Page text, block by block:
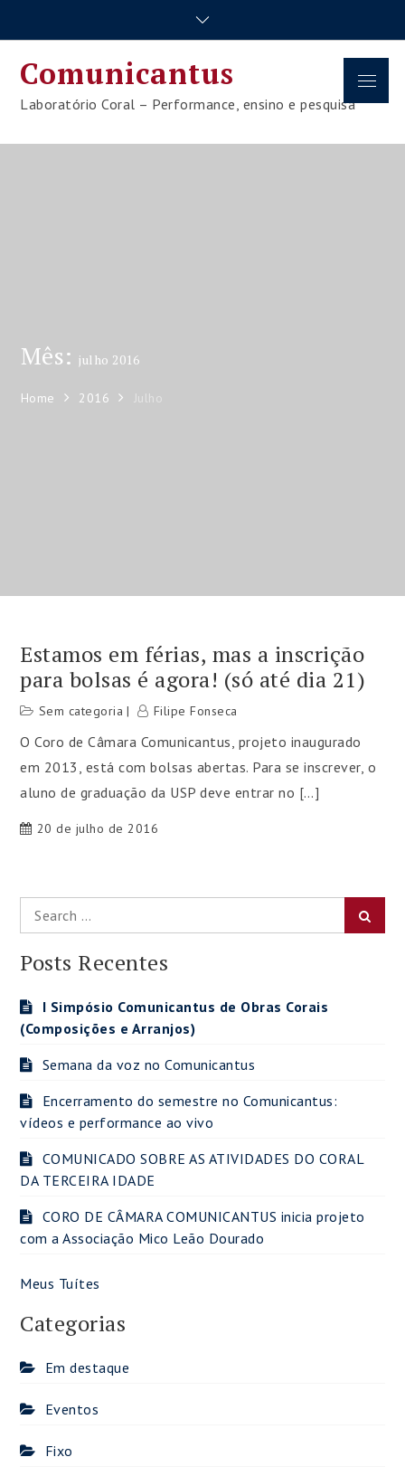
Comunicantus
Laboratório Coral – Performance, ensino e pesquisa
Menu
Mês: julho 2016
Home 2016 Julho
Estamos em férias, mas a inscrição
para bolsas é agora! (só até dia 21)
Sem categoria Filipe Fonseca
O Coro de Câmara Comunicantus, projeto inaugurado
em 2013, está com bolsas abertas. Para se inscrever, o
aluno de graduação da USP deve entrar no […]
20 de julho de 2016
Search
for:
Posts Recentes
I Simpósio Comunicantus de Obras Corais
(Composições e Arranjos)
Semana da voz no Comunicantus
Encerramento do semestre no Comunicantus:
vídeos e performance ao vivo
COMUNICADO SOBRE AS ATIVIDADES DO CORAL
DA TERCEIRA IDADE
CORO DE CÂMARA COMUNICANTUS inicia projeto
com a Associação Mico Leão Dourado
Meus Tuítes
Categorias
Em destaque
Eventos
Fixo